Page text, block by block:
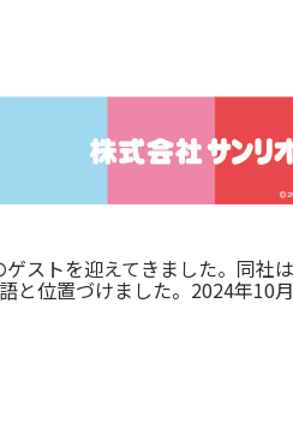
ストを迎えてきました。同社
と位置づけました。2024年10